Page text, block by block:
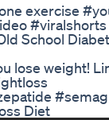
exercise
#viralshorts
School
lose weight!
Diet